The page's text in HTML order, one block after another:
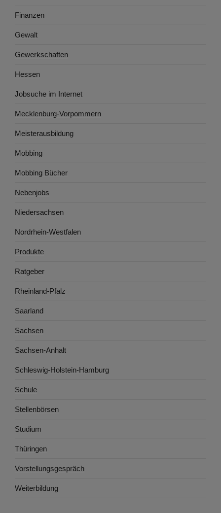
Finanzen
Gewalt
Gewerkschaften
Hessen
Jobsuche im Internet
Mecklenburg-Vorpommern
Meisterausbildung
Mobbing
Mobbing Bücher
Nebenjobs
Niedersachsen
Nordrhein-Westfalen
Produkte
Ratgeber
Rheinland-Pfalz
Saarland
Sachsen
Sachsen-Anhalt
Schleswig-Holstein-Hamburg
Schule
Stellenbörsen
Studium
Thüringen
Vorstellungsgespräch
Weiterbildung